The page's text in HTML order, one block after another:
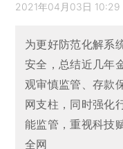
2021年04月03日 10:29
为更好防范化解系
安全，总结近几年
观审慎监管、存款
网支柱，同时强化
能监管，重视科技
全网